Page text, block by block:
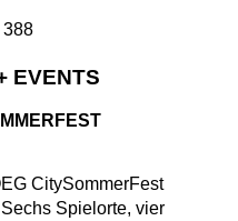
EVENTS
CitySommerFest
Spielorte, vier